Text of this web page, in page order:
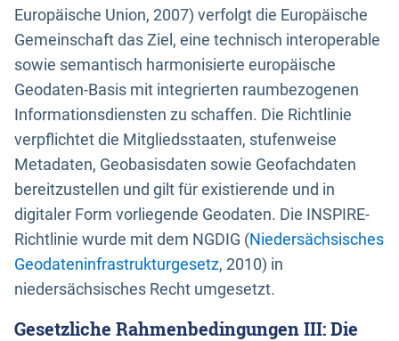
Europäische Union, 2007) verfolgt die Europäische
Gemeinschaft das Ziel, eine technisch interoperable
sowie semantisch harmonisierte europäische
Geodaten-Basis mit integrierten raumbezogenen
Informationsdiensten zu schaffen. Die Richtlinie
verpflichtet die Mitgliedsstaaten, stufenweise
Metadaten, Geobasisdaten sowie Geofachdaten
bereitzustellen und gilt für existierende und in
digitaler Form vorliegende Geodaten. Die INSPIRE-
Richtlinie wurde mit dem NGDIG (Niedersächsisches
Geodateninfrastrukturgesetz, 2010) in
niedersächsisches Recht umgesetzt.
Gesetzliche Rahmenbedingungen III: Die